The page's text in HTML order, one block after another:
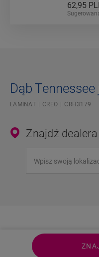
62,95
Dąb
LAMINAT CREO CRH3179
Znajdź